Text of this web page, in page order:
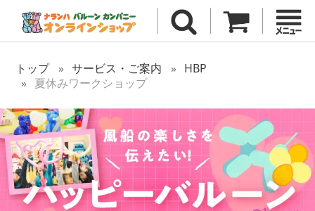
トップ サービス・ご案内
HBP
夏休みワークショップ